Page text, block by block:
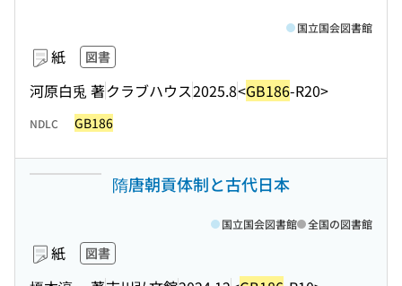
紙 図書
河原白兎 著クラブハウス2025.8<GB186-R20>
国立国会図書館
NDLC GB186
隋唐朝貢体制と古代日本
紙 図書
国立国会図書館 全国の図書館